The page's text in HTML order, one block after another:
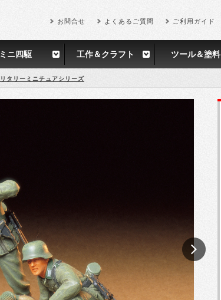
お問合せ よくあるご質問 ご利用ガイド
ミニ四駆 工作＆クラフト ツール＆塗料
タリーミニチュアシリーズ